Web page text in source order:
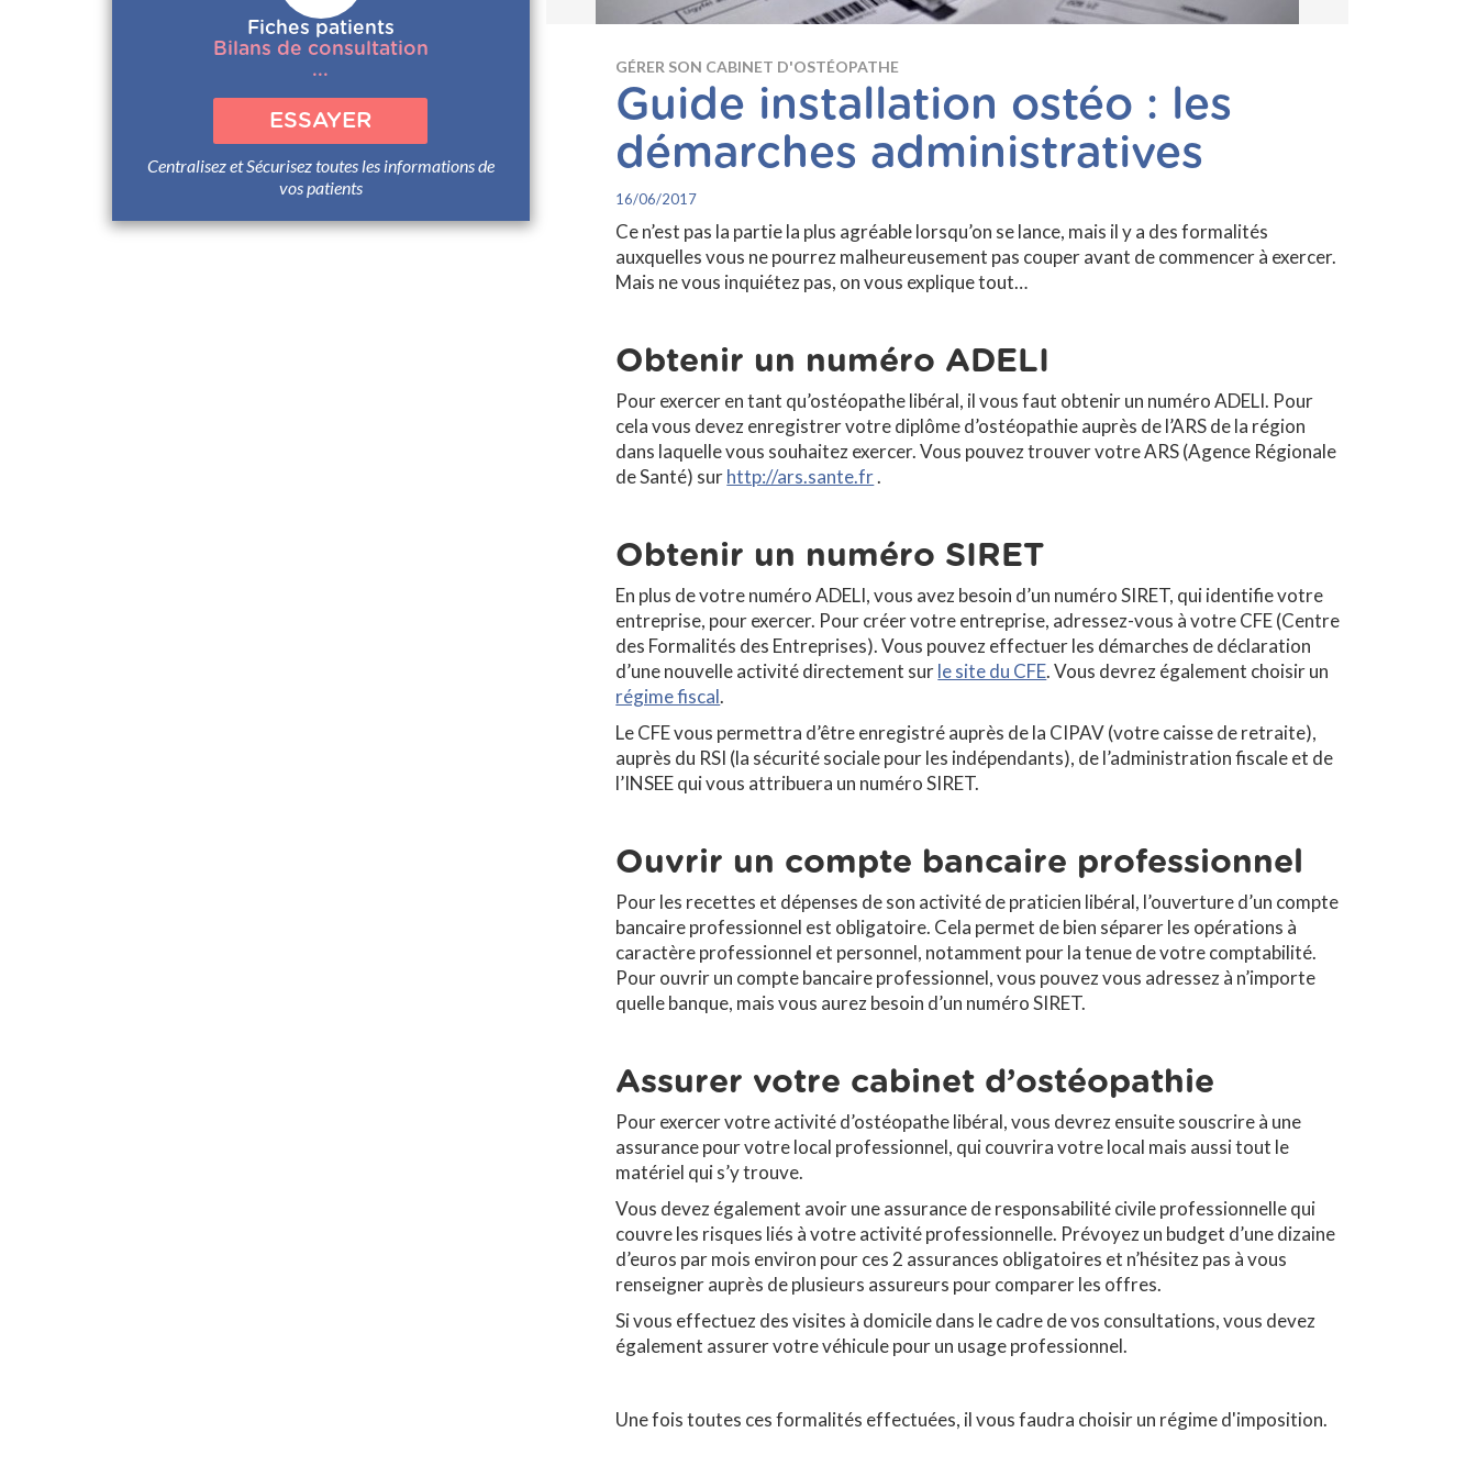
Fiches patients
Bilans de consultation
...
ESSAYER
Centralisez et Sécurisez toutes les informations de
vos patients
GÉRER SON CABINET D'OSTÉOPATHE
Guide installation ostéo : les
démarches administratives
16/06/2017
Ce n’est pas la partie la plus agréable lorsqu’on se lance, mais il y a des formalités
auxquelles vous ne pourrez malheureusement pas couper avant de commencer à exercer.
Mais ne vous inquiétez pas, on vous explique tout…
Obtenir un numéro ADELI
Pour exercer en tant qu’ostéopathe libéral, il vous faut obtenir un numéro ADELI. Pour
cela vous devez enregistrer votre diplôme d’ostéopathie auprès de l’ARS de la région
dans laquelle vous souhaitez exercer. Vous pouvez trouver votre ARS (Agence Régionale
de Santé) surhttp://ars.sante.fr.
Obtenir un numéro SIRET
En plus de votre numéro ADELI, vous avez besoin d’un numéro SIRET, qui identifie votre
entreprise, pour exercer. Pour créer votre entreprise, adressez-vous à votre CFE (Centre
des Formalités des Entreprises). Vous pouvez effectuer les démarches de déclaration
d’une nouvelle activité directement surle site du CFE. Vous devrez également choisir un
régime fiscal.
Le CFE vous permettra d’être enregistré auprès de la CIPAV (votre caisse de retraite),
auprès du RSI (la sécurité sociale pour les indépendants), de l’administration fiscale et de
l’INSEE qui vous attribuera un numéro SIRET.
Ouvrir un compte bancaire professionnel
Pour les recettes et dépenses de son activité de praticien libéral, l’ouverture d’un compte
bancaire professionnel est obligatoire. Cela permet de bien séparer les opérations à
caractère professionnel et personnel, notamment pour la tenue de votre comptabilité.
Pour ouvrir un compte bancaire professionnel, vous pouvez vous adressez à n’importe
quelle banque, mais vous aurez besoin d’un numéro SIRET.
Assurer votre cabinet d’ostéopathie
Pour exercer votre activité d’ostéopathe libéral, vous devrez ensuite souscrire à une
assurance pour votre local professionnel, qui couvrira votre local mais aussi tout le
matériel qui s’y trouve.
Vous devez également avoir une assurance de responsabilité civile professionnelle qui
couvre les risques liés à votre activité professionnelle. Prévoyez un budget d’une dizaine
d’euros par mois environ pour ces 2 assurances obligatoires et n’hésitez pas à vous
renseigner auprès de plusieurs assureurs pour comparer les offres.
Si vous effectuez des visites à domicile dans le cadre de vos consultations, vous devez
également assurer votre véhicule pour un usage professionnel.
Une fois toutes ces formalités effectuées, il vous faudra choisir un régime d'imposition.